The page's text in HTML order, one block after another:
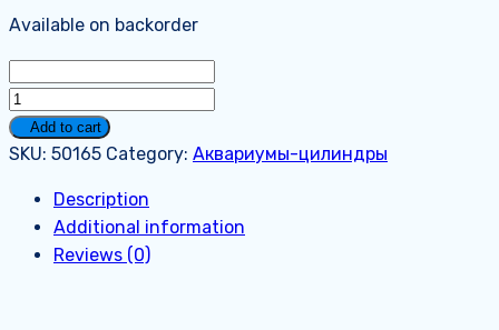
Available on backorder
Аквариум
на
282
Базовый.
quantity
Add to cart
SKU: 50165 Category: Аквариумы-цилиндры
Description
Additional information
Reviews (0)